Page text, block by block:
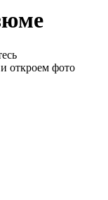
откроем фото